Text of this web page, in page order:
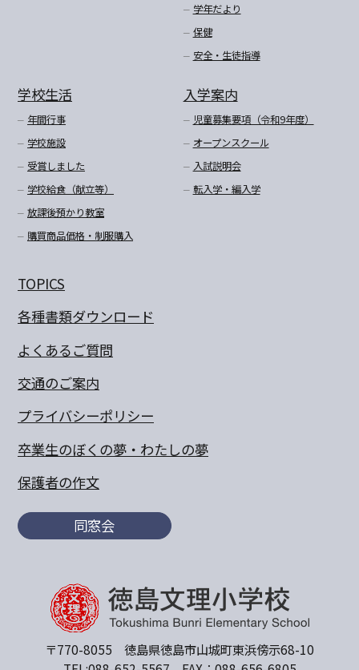
学年だより
保健
安全・生徒指導
学校生活
年間行事
学校施設
受賞しました
学校給食（献立等）
放課後預かり教室
購買商品価格・制服購入
入学案内
児童募集要項（令和9年度）
オープンスクール
入試説明会
転入学・編入学
TOPICS
各種書類ダウンロード
よくあるご質問
交通のご案内
プライバシーポリシー
卒業生のぼくの夢・わたしの夢
保護者の作文
同窓会
〒770-8055 徳島県徳島市山城町東浜傍示68-10